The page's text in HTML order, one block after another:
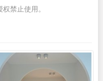
禁止使用。